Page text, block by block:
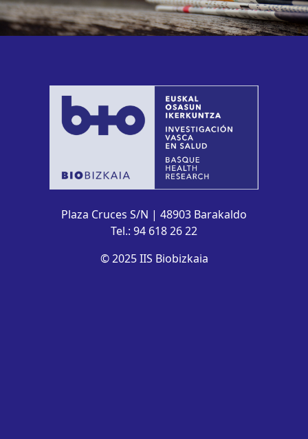
Plaza Cruces S/N | 48903 Barakaldo
Tel.: 94 618 26 22
© 2025 IIS Biobizkaia